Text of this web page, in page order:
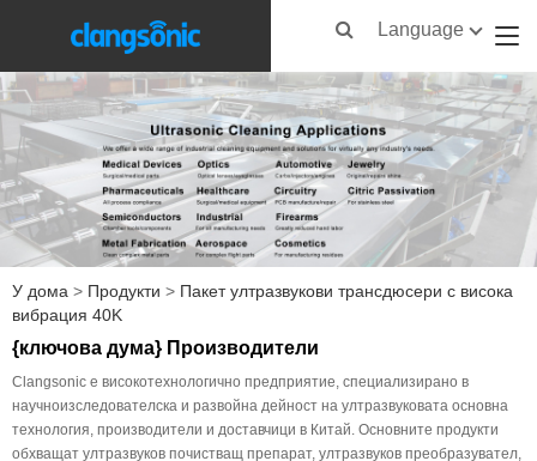
Language
У дома > Продукти > Пакет ултразвукови трансдюсери с висока
вибрация 40K
{ключова дума} Производители
Clangsonic е високотехнологично предприятие, специализирано в
научноизследователска и развойна дейност на ултразвуковата основна
технология, производители и доставчици в Китай. Основните продукти
обхващат ултразвуков почистващ препарат, ултразвуков преобразувател,